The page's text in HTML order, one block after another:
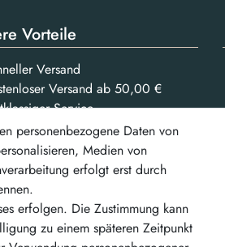
Vorteile
Versand
Versand ab 50,00 €
Service
widerrufen
personenbezogene Daten von
Medien von
erfolgt erst durch
erfolgen. Die Zustimmung kann
zu einem späteren Zeitpunkt